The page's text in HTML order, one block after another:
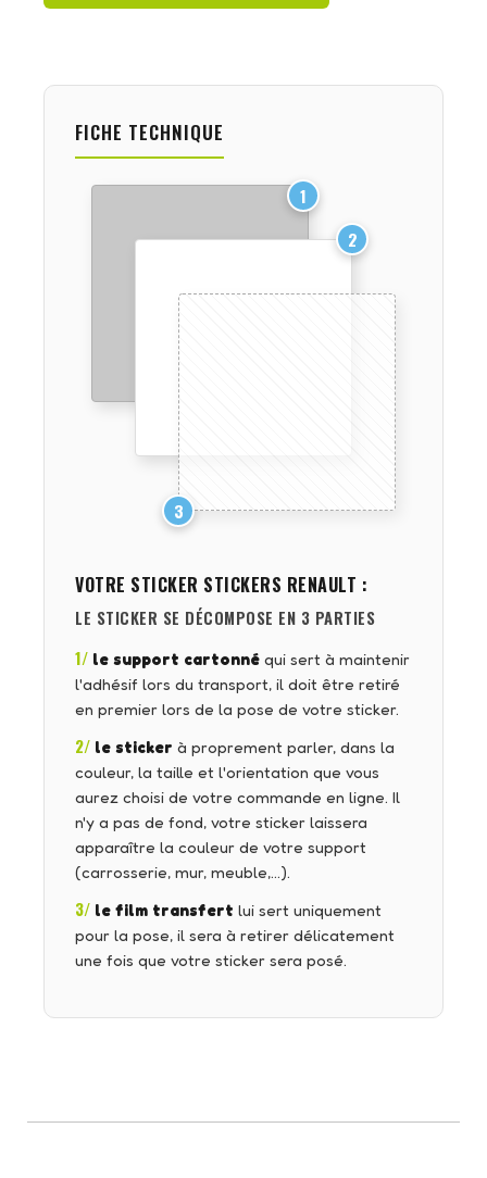
FICHE TECHNIQUE
1
2
3
VOTRE STICKER STICKERS RENAULT :
LE STICKER SE DÉCOMPOSE EN 3 PARTIES
1/ le support cartonné qui sert à maintenir
l'adhésif lors du transport, il doit être retiré
en premier lors de la pose de votre sticker.
2/ le sticker à proprement parler, dans la
couleur, la taille et l'orientation que vous
aurez choisi de votre commande en ligne. Il
n'y a pas de fond, votre sticker laissera
apparaître la couleur de votre support
(carrosserie, mur, meuble,…).
3/ le film transfert lui sert uniquement
pour la pose, il sera à retirer délicatement
une fois que votre sticker sera posé.